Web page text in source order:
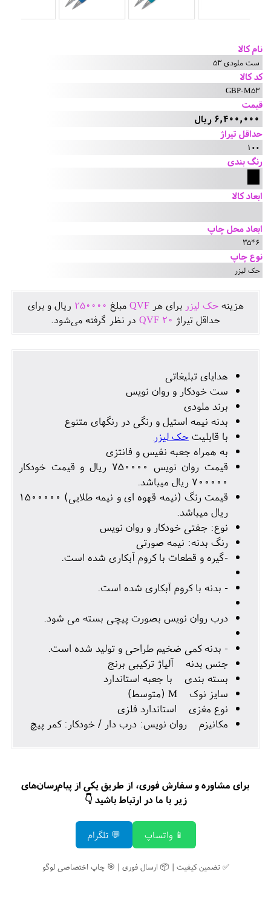
نام کالا
ست ملودی 53
کد کالا
GBP-M53
قیمت
6,400,000 ریال
حداقل تیراژ
100
رنگ بندی
ابعاد کالا
ابعاد محل چاپ
6*35
نوع چاپ
حک لیزر
هزينهحک لیزر برای هرQVF مبلغ 250000 ريال و برای
حداقل تيراژ 20
QVF در نظر گرفته می‌شود.
هدایای تبلیغاتی
ست خودکار و روان نویس
برند ملودی
بدنه نیمه استیل و رنگی در رنگهای متنوع
با قابلیت حک لیزر
به همراه جعبه نفیس و فانتزی
قیمت روان نویس 750000 ریال و قیمت خودکار
700000 ریال میباشد.
قیمت رنگ (نیمه قهوه ای و نیمه طلایی) 1500000
ریال میباشد.
نوع: جفتی خودکار و روان نویس
رنگ بدنه: نیمه صورتی
-گیره و قطعات با کروم آبکاری شده است.
- بدنه با کروم آبکاری شده است.
درب روان نویس بصورت پیچی بسته می شود.
- بدنه کمی ضخیم طراحی و تولید شده است.
جنس بدنه آلیاژ ترکیبی برنج
بسته بندی با جعبه استاندارد
سایز نوک M (متوسط)
نوع مغزی استاندارد فلزی
مکانیزم روان نویس: درب دار / خودکار: کمر پیچ
برای مشاوره و سفارش فوری، از طریق یکی از پیام‌رسان‌های
زیر با ما در ارتباط باشید 👇
📱 واتساپ 💬 تلگرام
✅ تضمین کیفیت | 📦 ارسال فوری | 🎯 چاپ اختصاصی لوگو